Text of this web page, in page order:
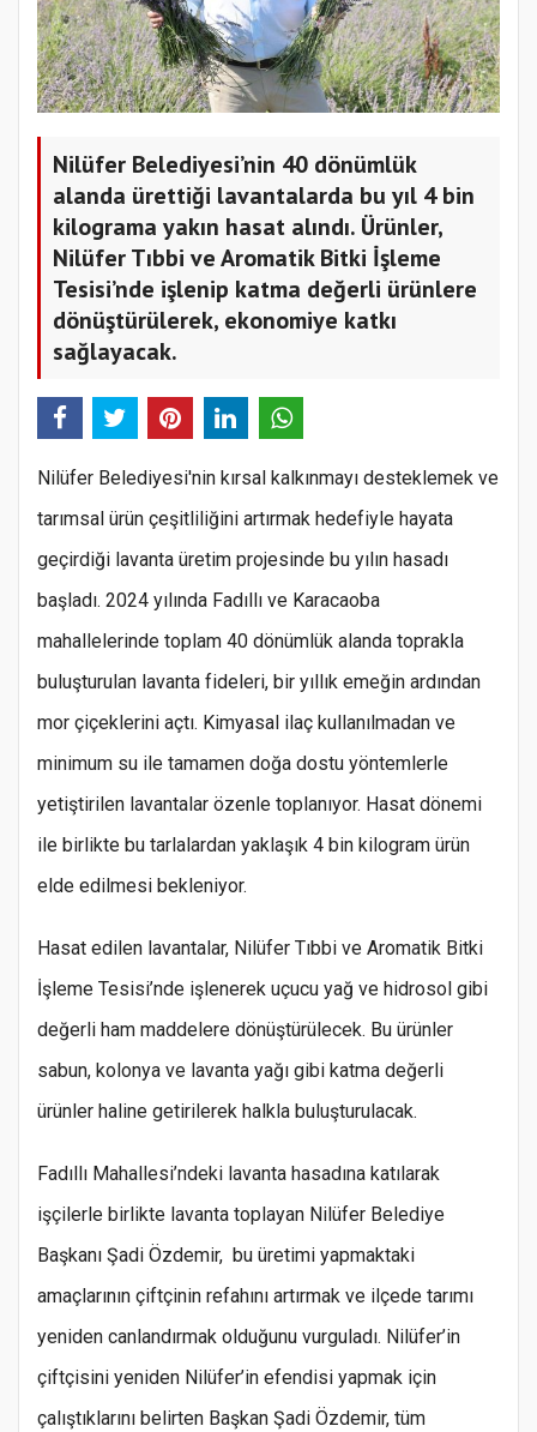
Nilüfer Belediyesi’nin 40 dönümlük
alanda ürettiği lavantalarda bu yıl 4 bin
kilograma yakın hasat alındı. Ürünler,
Nilüfer Tıbbi ve Aromatik Bitki İşleme
Tesisi’nde işlenip katma değerli ürünlere
dönüştürülerek, ekonomiye katkı
sağlayacak.
Nilüfer Belediyesi'nin kırsal kalkınmayı desteklemek ve
tarımsal ürün çeşitliliğini artırmak hedefiyle hayata
geçirdiği lavanta üretim projesinde bu yılın hasadı
başladı. 2024 yılında Fadıllı ve Karacaoba
mahallelerinde toplam 40 dönümlük alanda toprakla
buluşturulan lavanta fideleri, bir yıllık emeğin ardından
mor çiçeklerini açtı. Kimyasal ilaç kullanılmadan ve
minimum su ile tamamen doğa dostu yöntemlerle
yetiştirilen lavantalar özenle toplanıyor. Hasat dönemi
ile birlikte bu tarlalardan yaklaşık 4 bin kilogram ürün
elde edilmesi bekleniyor.
Hasat edilen lavantalar, Nilüfer Tıbbi ve Aromatik Bitki
İşleme Tesisi’nde işlenerek uçucu yağ ve hidrosol gibi
değerli ham maddelere dönüştürülecek. Bu ürünler
sabun, kolonya ve lavanta yağı gibi katma değerli
ürünler haline getirilerek halkla buluşturulacak.
Fadıllı Mahallesi’ndeki lavanta hasadına katılarak
işçilerle birlikte lavanta toplayan Nilüfer Belediye
Başkanı Şadi Özdemir, bu üretimi yapmaktaki
amaçlarının çiftçinin refahını artırmak ve ilçede tarımı
yeniden canlandırmak olduğunu vurguladı. Nilüfer’in
çiftçisini yeniden Nilüfer’in efendisi yapmak için
çalıştıklarını belirten Başkan Şadi Özdemir, tüm